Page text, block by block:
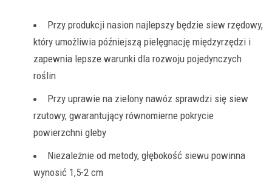
Przy produkcji nasion najlepszy będzie siew rzędowy,
który umożliwia późniejszą pielęgnację międzyrzędzi i
zapewnia lepsze warunki dla rozwoju pojedynczych
roślin
Przy uprawie na zielony nawóz sprawdzi się siew
rzutowy, gwarantujący równomierne pokrycie
powierzchni gleby
Niezależnie od metody, głębokość siewu powinna
wynosić 1,5-2 cm